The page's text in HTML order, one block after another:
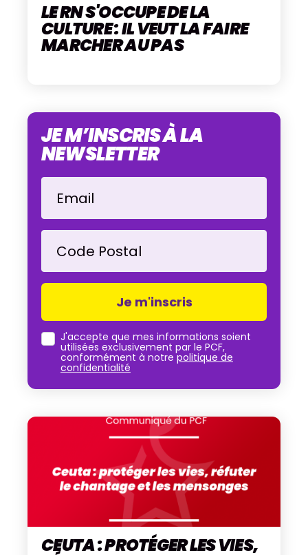
LE RN S'OCCUPE DE LA
CULTURE : IL VEUT LA FAIRE
MARCHER AU PAS
JE M’INSCRIS À LA
NEWSLETTER
Email
Code Postal
J'accepte que mes informations soient
utilisées exclusivement par le PCF,
conformément à notrepolitique de
confidentialité
CEUTA : PROTÉGER LES VIES,